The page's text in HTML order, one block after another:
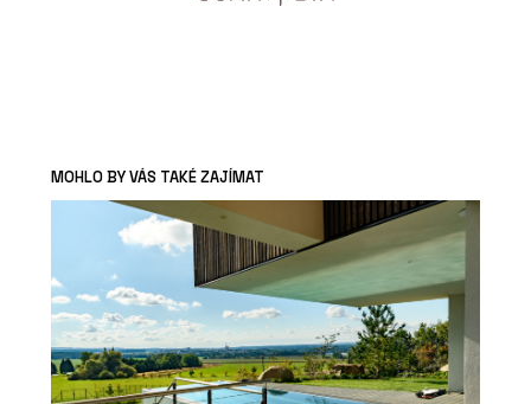
MOHLO BY VÁS TAKÉ ZAJÍMAT